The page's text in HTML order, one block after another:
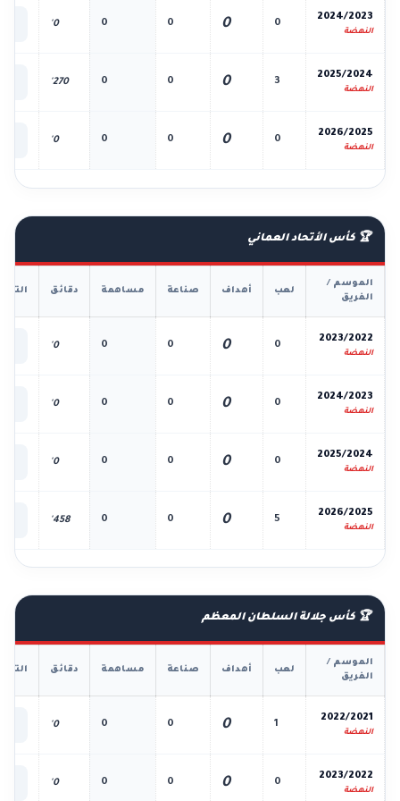
2024/2023
النهضة
0
0
0
0
0'
2025/2024
النهضة
3
0
0
0
270'
2026/2025
النهضة
0
0
0
0
0'
🏆 كأس الأتحاد العماني
الموسم /
الفريق
لعب أهداف صناعة مساهمة دقائق
2023/2022
النهضة
0
0
0
0
0'
2024/2023
النهضة
0
0
0
0
0'
2025/2024
النهضة
0
0
0
0
0'
2026/2025
النهضة
5
0
0
0
458'
🏆 كأس جلالة السلطان المعظم
الموسم /
الفريق
لعب أهداف صناعة مساهمة دقائق
2022/2021
النهضة
1
0
0
0
0'
2023/2022
النهضة
0
0
0
0
0'